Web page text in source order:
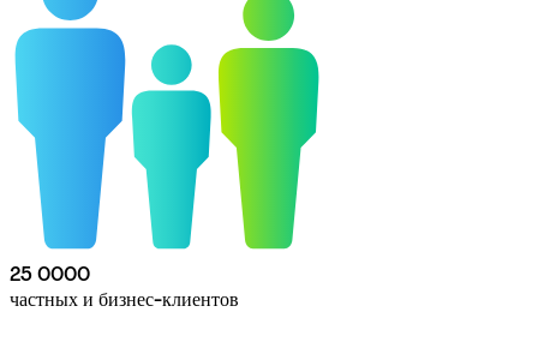
25 0000
частных и бизнес-клиентов